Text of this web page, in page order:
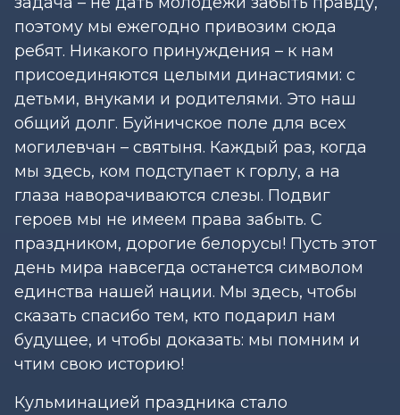
поэтому мы ежегодно привозим сюда
ребят. Никакого принуждения – к нам
присоединяются целыми династиями: с
детьми, внуками и родителями. Это наш
общий долг. Буйничское поле для всех
могилевчан – святыня. Каждый раз, когда
мы здесь, ком подступает к горлу, а на
глаза наворачиваются слезы. Подвиг
героев мы не имеем права забыть. С
праздником, дорогие белорусы! Пусть этот
день мира навсегда останется символом
единства нашей нации. Мы здесь, чтобы
сказать спасибо тем, кто подарил нам
будущее, и чтобы доказать: мы помним и
чтим свою историю!
Кульминацией праздника стало